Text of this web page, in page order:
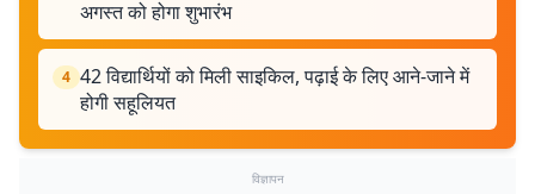
अगस्त को होगा शुभारंभ
4 42 विद्यार्थियों को मिली साइकिल, पढ़ाई के लिए आने-जाने में
होगी सहूलियत
विज्ञापन